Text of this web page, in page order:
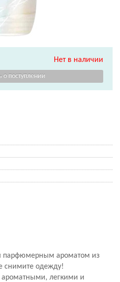
Нет в наличии
парфюмерным ароматом из
снимите одежду!
ароматными, легкими и